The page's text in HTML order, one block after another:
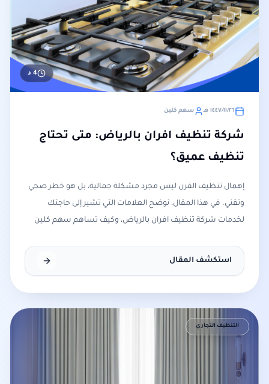
4 د
٢٦‏/١١‏/١٤٤٧ هـ سهم كلين
شركة تنظيف افران بالرياض: متى تحتاج
تنظيف عميق؟
إهمال تنظيف الفرن ليس مجرد مشكلة جمالية، بل هو خطر صحي
وتقني. في هذا المقال، نوضح العلامات التي تشير إلى حاجتك
لخدمات شركة تنظيف افران بالرياض، وكيف تساهم سهم كلين
استكشف المقال
التنظيف التجاري